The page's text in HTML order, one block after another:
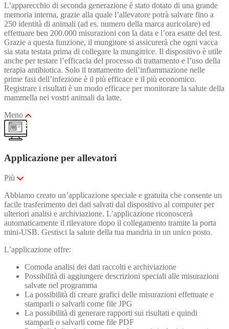
L’apparecchio di seconda generazione è stato dotato di una grande
memoria interna, grazie alla quale l’allevatore potrà salvare fino a
250 identità di animali (ad es. numero della marca auricolare) ed
effettuare ben 200.000 misurazioni con la data e l’ora esatte del test.
Grazie a questa funzione, il mungitore si assicurerà che ogni vacca
sia stata testata prima di collegare la mungitrice. Il dispositivo è utile
anche per testare l’efficacia del processo di trattamento e l’uso della
terapia antibiotica. Solo il trattamento dell’infiammazione nelle
prime fasi dell’infezione è il più efficace e il più economico.
Registrare i risultati è un modo efficace per monitorare la salute della
mammella nei vostri animali da latte.
Meno
Applicazione per allevatori
Più
Abbiamo creato un’applicazione speciale e gratuita che consente un
facile trasferimento dei dati salvati dal dispositivo al computer per
ulteriori analisi e archiviazione. L’applicazione riconoscerà
automaticamente il rilevatore dopo il collegamento tramite la porta
mini-USB. Gestisci la salute della tua mandria in un unico posto.
L’applicazione offre:
Comoda analisi dei dati raccolti e archiviazione
Possibilità di aggiungere descrizioni speciali alle misurazioni
salvate nel programma
La possibilità di creare grafici delle misurazioni effettuate e
stamparli o salvarli come file JPG
La possibilità di generare rapporti sui risultati e quindi
stamparli o salvarli come file PDF